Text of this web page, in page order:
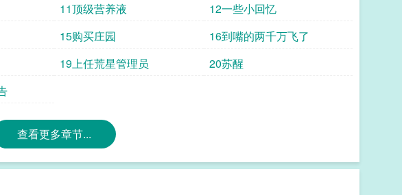
个像素小人的身影，只有邮箱内收到的一枚素戒可以证明那人曾经确实
僻小苦瓜ox憨憨大型犬a2.1v1，he，游戏种田，兑换物资改善生活，
义上的又穷又苦3.游戏有两种视角：受视角键盘（主视角），攻视角全
息，游戏内带末日、种田、直播等元素【游戏玩法有参考】 穿书后万人嫌带球跑去种田
11顶级营养液
12一些小回忆
15购买庄园
16到嘴的两千万飞了
19上任荒星管理员
20苏醒
查看更多章节...